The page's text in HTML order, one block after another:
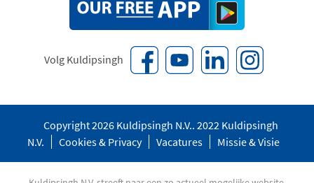
Volg Kuldipsingh
Copyright 2026 Kuldipsingh N.V.. 2022 Kuldipsingh
N.V.
Cookies & Privacy Vacatures Missie & Visie